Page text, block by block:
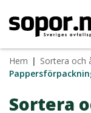
Hem | Sortera och
Sortera